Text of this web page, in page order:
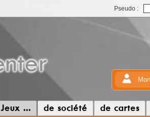
Pseudo :
Jeux ... de société de cartes